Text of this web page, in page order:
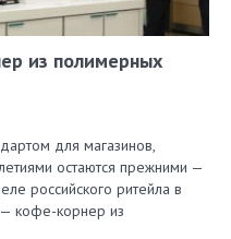
из полимерных
для магазинов,
остаются прежними —
российского ритейла в
— кофе-корнер из